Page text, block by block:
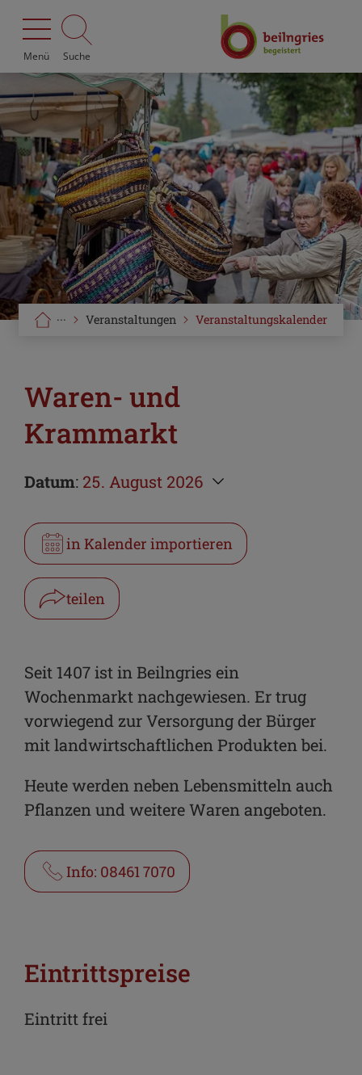
Menü Suche
Veranstaltungskalender
Veranstaltungen
···
Waren- und
Krammarkt
Datum: 25. August 2026
in Kalender importieren
teilen
WhatsApp
Link kopieren
E-Mail
Seit 1407 ist in Beilngries ein
Wochenmarkt nachgewiesen. Er trug
vorwiegend zur Versorgung der Bürger
mit landwirtschaftlichen Produkten bei.
Heute werden neben Lebensmitteln auch
Pflanzen und weitere Waren angeboten.
Info: 08461 7070
Eintrittspreise
Eintritt frei